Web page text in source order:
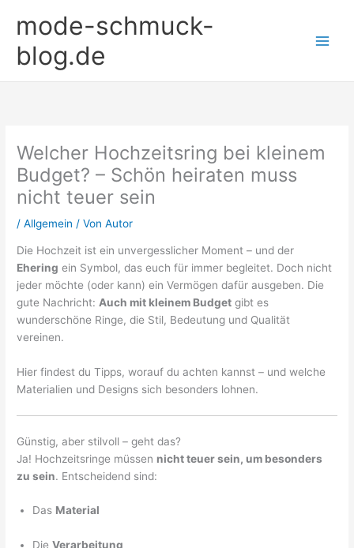
Inhaltmode-schmuck-
blog.de
Welcher Hochzeitsring bei kleinem
Budget? – Schön heiraten muss
nicht teuer sein
/Allgemein / VonAutor
Die Hochzeit ist ein unvergesslicher Moment – und der
Ehering ein Symbol, das euch für immer begleitet. Doch nicht
jeder möchte (oder kann) ein Vermögen dafür ausgeben. Die
gute Nachricht:Auch mit kleinem Budget gibt es
wunderschöne Ringe, die Stil, Bedeutung und Qualität
vereinen.
Hier findest du Tipps, worauf du achten kannst – und welche
Materialien und Designs sich besonders lohnen.
Günstig, aber stilvoll – geht das?
Ja! Hochzeitsringe müssen nicht teuer sein, um besonders
zu sein. Entscheidend sind:
Das Material
DieVerarbeitung